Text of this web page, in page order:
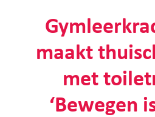
maakt
met
‘Bewegen